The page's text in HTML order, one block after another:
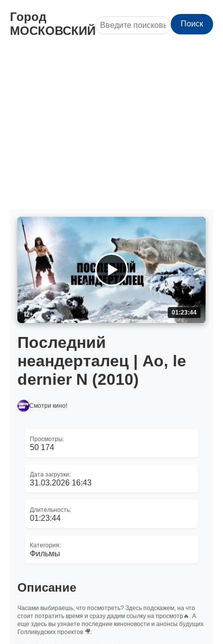
Город
МОСКОВСКИЙ
Поиск
01:23:44
Последний
неандерталец | Ao, le
dernier N (2010)
Смотри кино!
Просмотры:
50 174
Дата загрузки:
31.03.2026 16:43
Длительность:
01:23:44
Категория:
Фильмы
Описание
Часами выбираешь, что посмотреть? Здесь подскажем, на что
стоит потратить время и сразу дадим ссылку на просмотр🔥. А
еще здесь вы узнаете последние киноновости и анонсы будущих
Голливудских проектов 🎥: